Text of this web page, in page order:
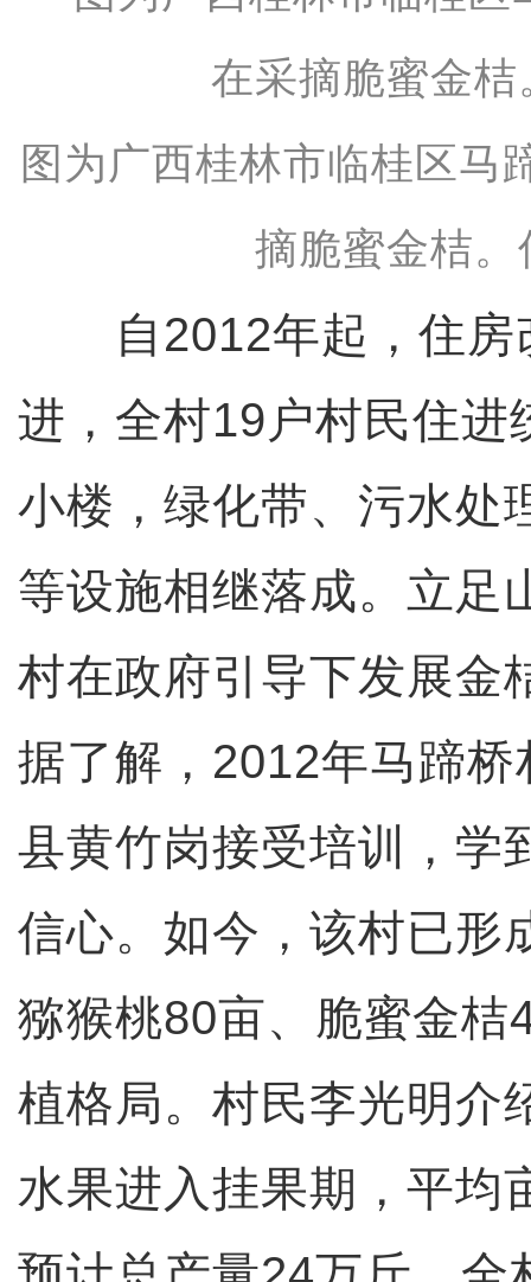
图为广西桂林市临桂区马
摘脆蜜金桔
自2012年起，住房
进，全村19户村民住进
小楼，绿化带、污水处
等设施相继落成。立足
村在政府引导下发展金
据了解，2012年马蹄
县黄竹岗接受培训，学
信心。如今，该村已形
猕猴桃80亩、脆蜜金桔
植格局。村民李光明介
水果进入挂果期，平均